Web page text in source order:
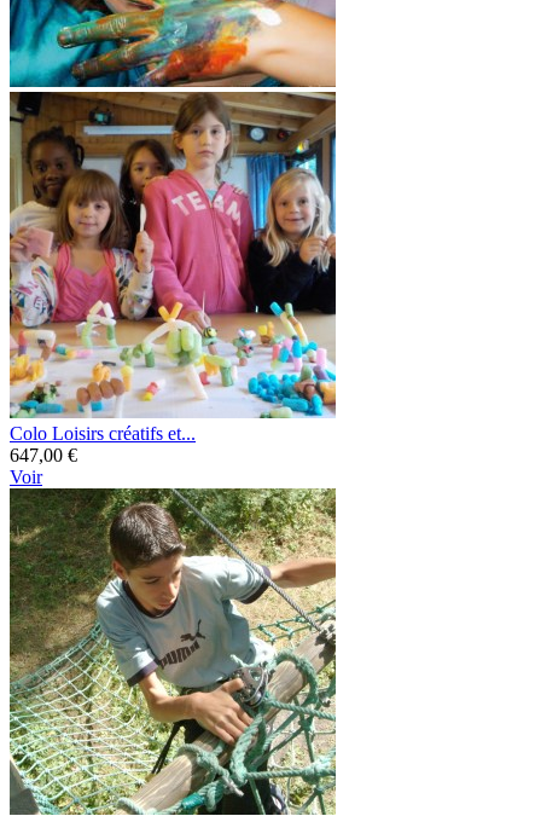
Colo Loisirs créatifs et...
647,00 €
Voir